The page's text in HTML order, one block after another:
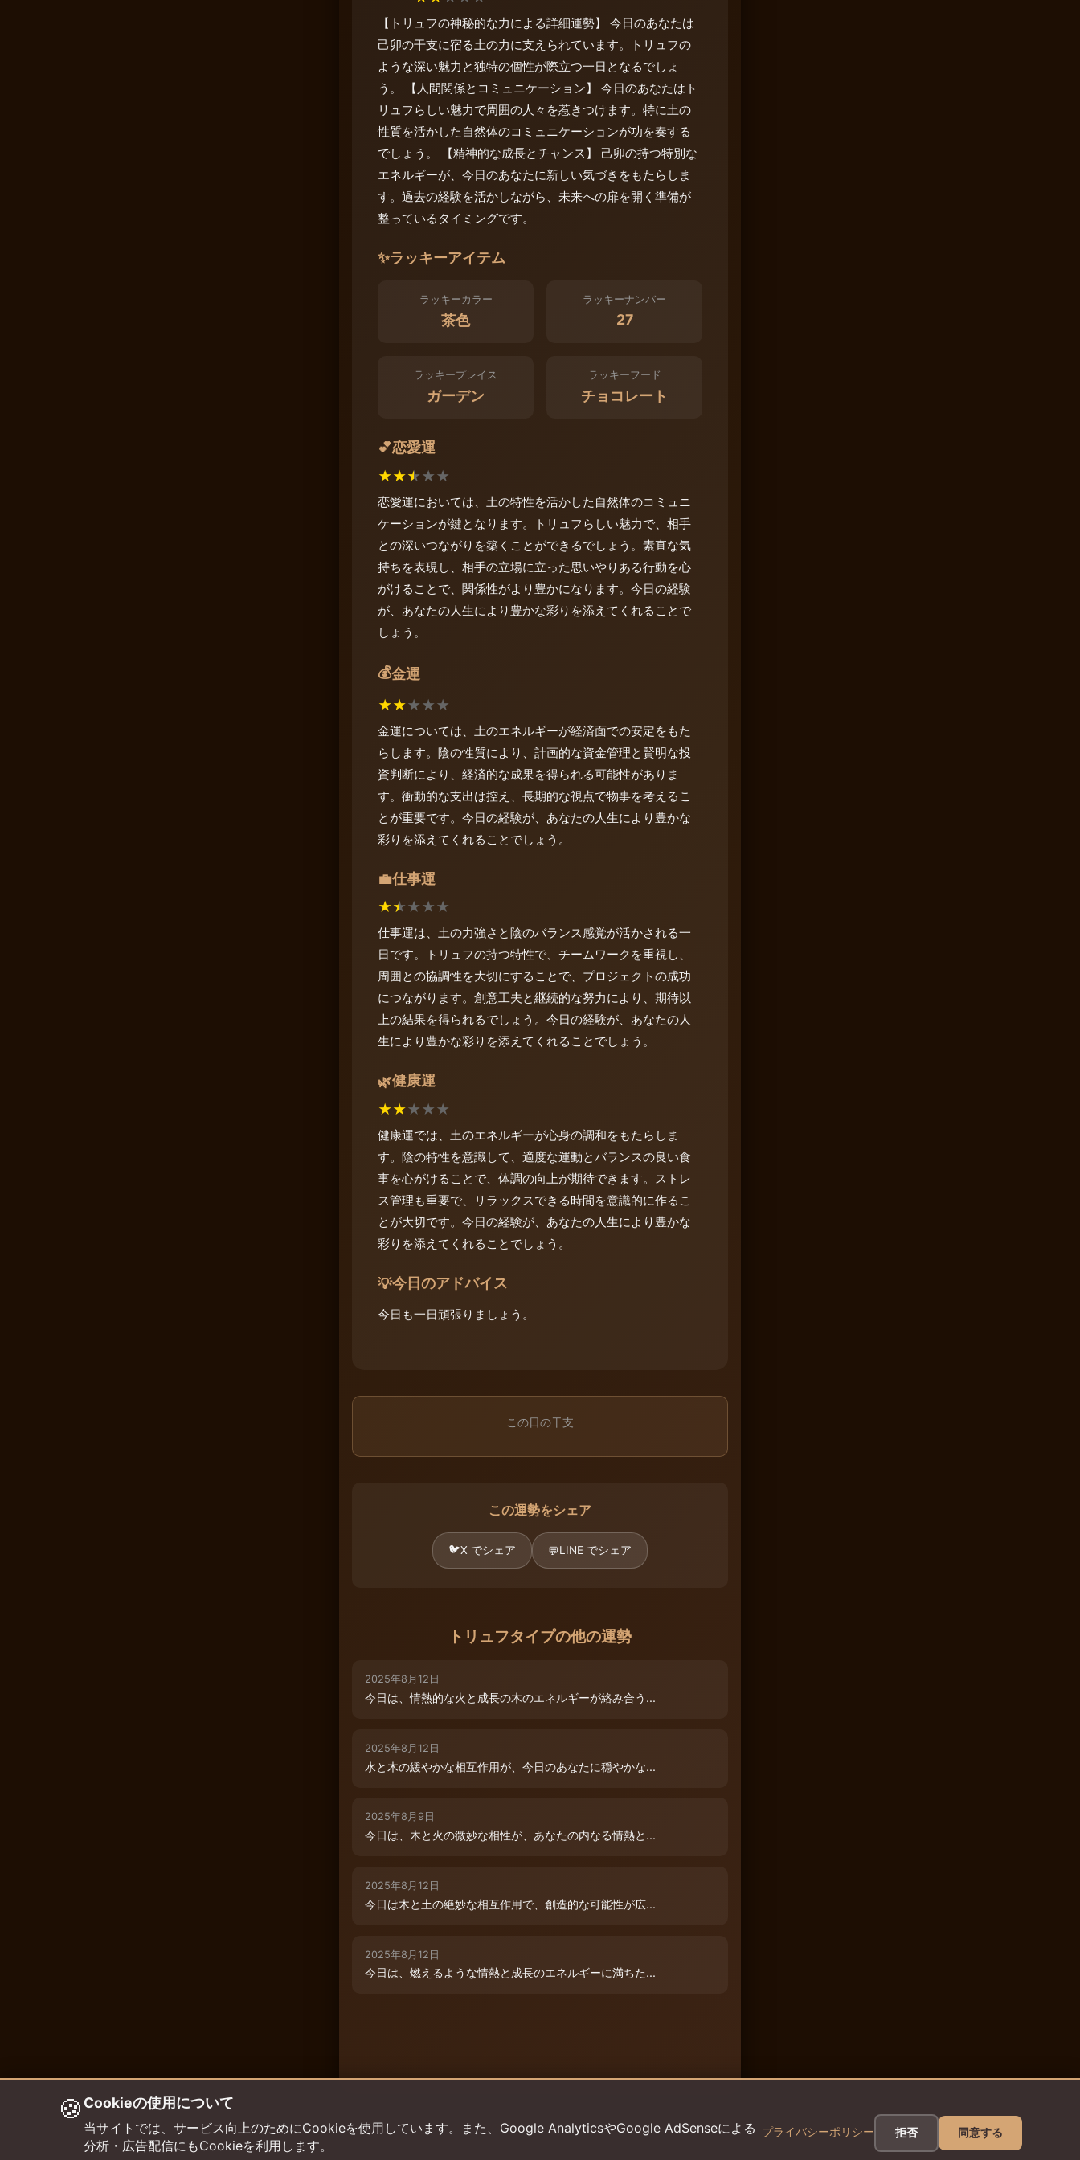
【トリュフの神秘的な力による詳細運勢】 今日のあなたは
己卯の干支に宿る土の力に支えられています。トリュフの
ような深い魅力と独特の個性が際立つ一日となるでしょ
う。 【人間関係とコミュニケーション】 今日のあなたはト
リュフらしい魅力で周囲の人々を惹きつけます。特に土の
性質を活かした自然体のコミュニケーションが功を奏する
でしょう。 【精神的な成長とチャンス】 己卯の持つ特別な
エネルギーが、今日のあなたに新しい気づきをもたらしま
す。過去の経験を活かしながら、未来への扉を開く準備が
整っているタイミングです。
✨ラッキーアイテム
ラッキーカラー
茶色
ラッキーナンバー
27
ラッキープレイス
ガーデン
ラッキーフード
チョコレート
💕恋愛運
★★★★★
恋愛運においては、土の特性を活かした自然体のコミュニ
ケーションが鍵となります。トリュフらしい魅力で、相手
との深いつながりを築くことができるでしょう。素直な気
持ちを表現し、相手の立場に立った思いやりある行動を心
がけることで、関係性がより豊かになります。今日の経験
が、あなたの人生により豊かな彩りを添えてくれることで
しょう。
💰金運
★★★★★
金運については、土のエネルギーが経済面での安定をもた
らします。陰の性質により、計画的な資金管理と賢明な投
資判断により、経済的な成果を得られる可能性がありま
す。衝動的な支出は控え、長期的な視点で物事を考えるこ
とが重要です。今日の経験が、あなたの人生により豊かな
彩りを添えてくれることでしょう。
💼仕事運
★★★★★
仕事運は、土の力強さと陰のバランス感覚が活かされる一
日です。トリュフの持つ特性で、チームワークを重視し、
周囲との協調性を大切にすることで、プロジェクトの成功
につながります。創意工夫と継続的な努力により、期待以
上の結果を得られるでしょう。今日の経験が、あなたの人
生により豊かな彩りを添えてくれることでしょう。
🌿健康運
★★★★★
健康運では、土のエネルギーが心身の調和をもたらしま
す。陰の特性を意識して、適度な運動とバランスの良い食
事を心がけることで、体調の向上が期待できます。ストレ
ス管理も重要で、リラックスできる時間を意識的に作るこ
とが大切です。今日の経験が、あなたの人生により豊かな
彩りを添えてくれることでしょう。
💡今日のアドバイス
今日も一日頑張りましょう。
この日の干支
この運勢をシェア
🐦X でシェア 💬LINE でシェア
トリュフタイプの他の運勢
2025年8月12日
今日は、情熱的な火と成長の木のエネルギーが絡み合う...
2025年8月12日
水と木の緩やかな相互作用が、今日のあなたに穏やかな...
2025年8月9日
今日は、木と火の微妙な相性が、あなたの内なる情熱と...
2025年8月12日
今日は木と土の絶妙な相互作用で、創造的な可能性が広...
2025年8月12日
今日は、燃えるような情熱と成長のエネルギーに満ちた...
🍪 Cookieの使用について
当サイトでは、サービス向上のためにCookieを使用しています。また、Google AnalyticsやGoogle AdSenseによる
分析・広告配信にもCookieを利用します。
プライバシーポリシー 拒否 同意する